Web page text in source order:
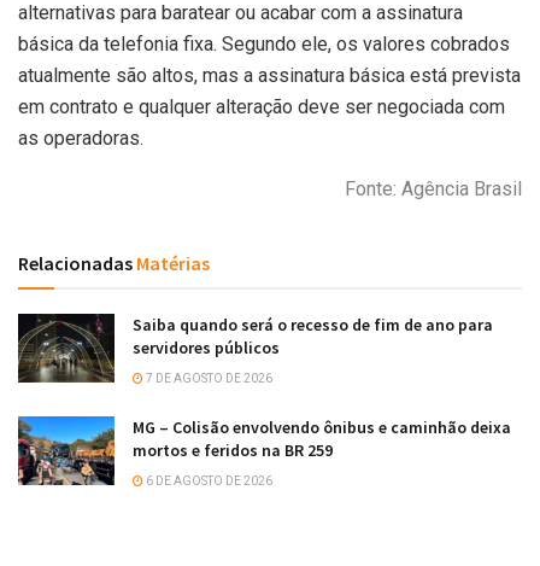
alternativas para baratear ou acabar com a assinatura
básica da telefonia fixa. Segundo ele, os valores cobrados
atualmente são altos, mas a assinatura básica está prevista
em contrato e qualquer alteração deve ser negociada com
as operadoras.
Fonte: Agência Brasil
Relacionadas Matérias
Saiba quando será o recesso de fim de ano para
servidores públicos
7 DE AGOSTO DE 2026
MG – Colisão envolvendo ônibus e caminhão deixa
mortos e feridos na BR 259
6 DE AGOSTO DE 2026